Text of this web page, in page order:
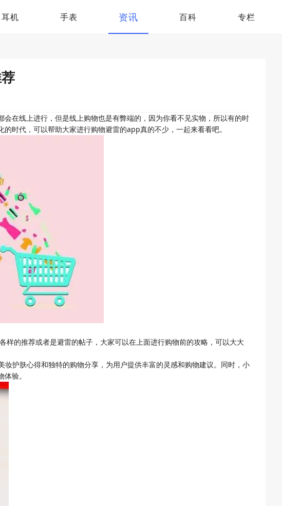
耳机 手表 资讯 百科 专栏
在线上进行，但是线上购物也是有弊端的，因为你看不见实物，所以有的时
时代，可以帮助大家进行购物避雷的app真的不少，一起来看看吧。
的推荐或者是避雷的帖子，大家可以在上面进行购物前的攻略，可以大大
护肤心得和独特的购物分享，为用户提供丰富的灵感和购物建议。同时，小
验。